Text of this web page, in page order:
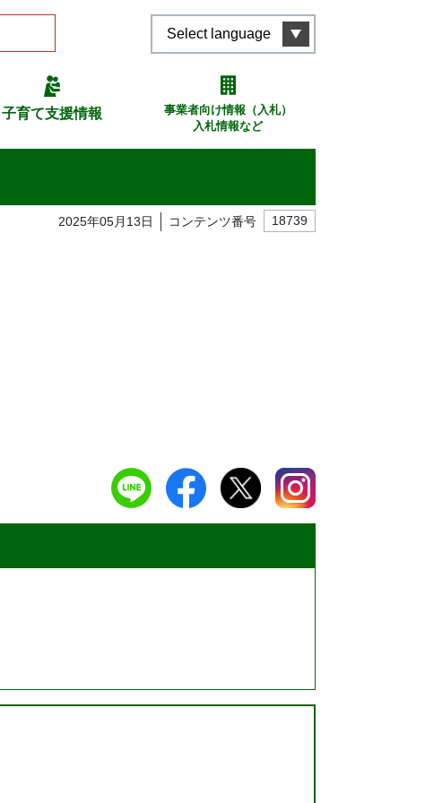
Select language
子育て支援情報
事業者向け情報（入札）
入札情報など
2025年05月13日 コンテンツ番号 18739